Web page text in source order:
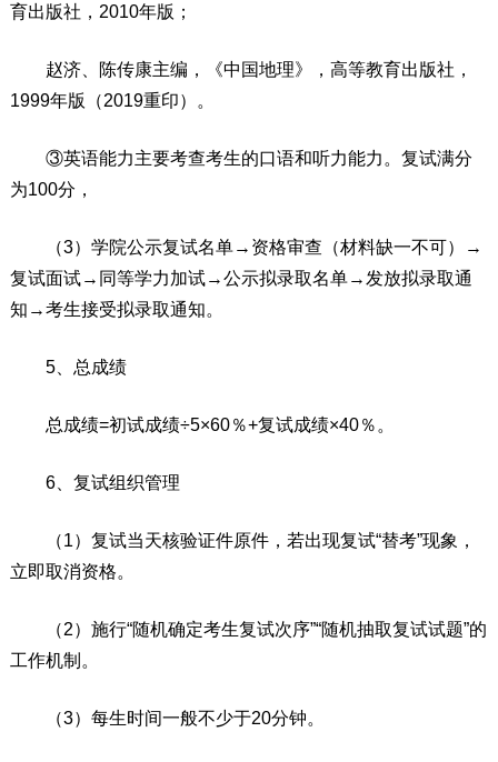
育出版社，2010年版；
赵济、陈传康主编，《中国地理》，高等教育出版社，
1999年版（2019重印）。
③英语能力主要考查考生的口语和听力能力。复试满分
为100分，
（3）学院公示复试名单→资格审查（材料缺一不可）→
复试面试→同等学力加试→公示拟录取名单→发放拟录取通
知→考生接受拟录取通知。
5、总成绩
总成绩=初试成绩÷5×60％+复试成绩×40％。
6、复试组织管理
（1）复试当天核验证件原件，若出现复试“替考”现象，
立即取消资格。
（2）施行“随机确定考生复试次序”“随机抽取复试试题”的
工作机制。
（3）每生时间一般不少于20分钟。